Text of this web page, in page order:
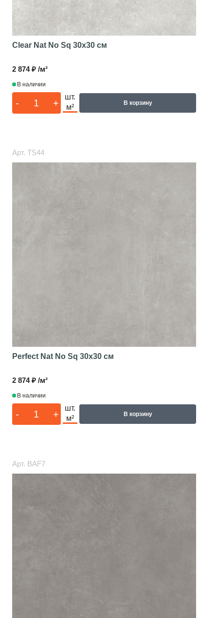
Clear Nat No Sq 30x30 см
2 874 ₽ /м²
В наличии
- +
шт.
м²
В корзину
Арт. TS44
Perfect Nat No Sq 30x30 см
2 874 ₽ /м²
В наличии
- +
шт.
м²
В корзину
Арт. BAF7